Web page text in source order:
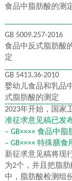
食品中脂肪酸的测
GB 5009.257-2016
食品中反式脂肪酸
定
GB 5413.36-2010
婴幼儿食品和乳品
式脂肪酸的测定
2023年开始，国家
准征求意见稿已发
– GB×××× 食品中
– GB×××× 特殊膳食
新征求意见稿将现
为2个，并且把脂
中，脂肪酸检测组